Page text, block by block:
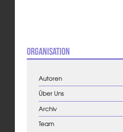
Organisation
Autoren
Über Uns
Archiv
Team